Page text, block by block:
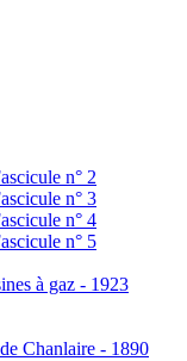
n° 2
n° 3
n° 4
n° 5
à gaz - 1923
Chanlaire - 1890